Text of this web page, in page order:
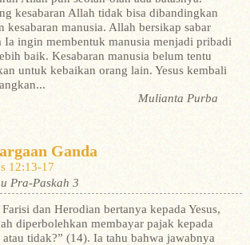
kesabaran Allah tidak bisa dibandingkan
kesabaran manusia. Allah bersikap sabar
Ia ingin membentuk manusia menjadi pribadi
baik. Kesabaran manusia belum tentu
untuk kebaikan orang lain. Yesus kembali
Mulianta Purba
Ganda
12:13-17
Pra-Paskah 3
dan Herodian bertanya kepada Yesus,
diperbolehkan membayar pajak kepada
atau tidak?” (14). Ia tahu bahwa jawabnya